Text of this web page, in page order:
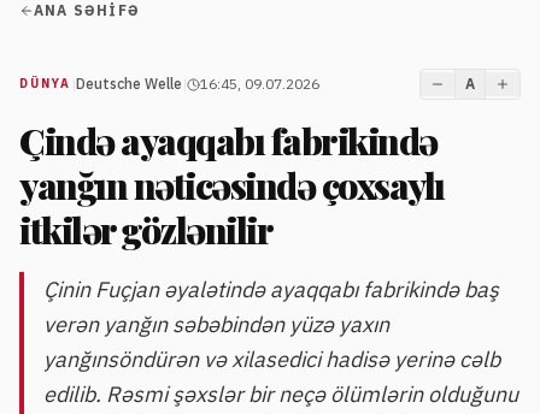
ANA SƏHIFƏ
DÜNYA Deutsche Welle 16:45, 09.07.2026 A
Çində ayaqqabı fabrikində
yanğın nəticəsində çoxsaylı
itkilər gözlənilir
Çinin Fuçjan əyalətində ayaqqabı fabrikində baş
verən yanğın səbəbindən yüzə yaxın
yanğınsöndürən və xilasedici hadisə yerinə cəlb
edilib. Rəsmi şəxslər bir neçə ölümlərin olduğunu